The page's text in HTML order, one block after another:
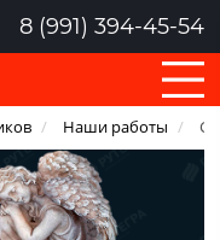
8 (991) 394-45-54
/ Наши работы /